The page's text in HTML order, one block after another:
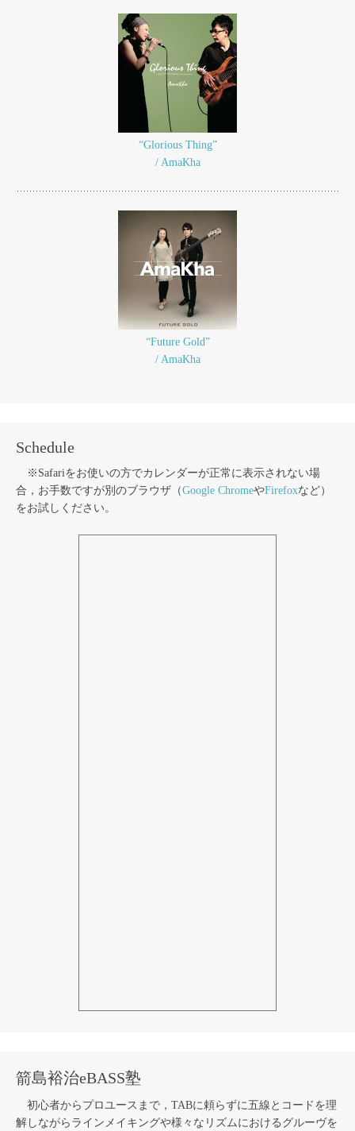
“Glorious Thing”
/ AmaKha
“Future Gold”
/ AmaKha
Schedule
※Safariをお使いの方でカレンダーが正常に表示されない場
合，お手数ですが別のブラウザ（Google ChromeやFirefoxなど）
をお試しください。
箭島裕治eBASS塾
初心者からプロユースまで，TABに頼らずに五線とコードを理
解しながらラインメイキングや様々なリズムにおけるグルーヴを